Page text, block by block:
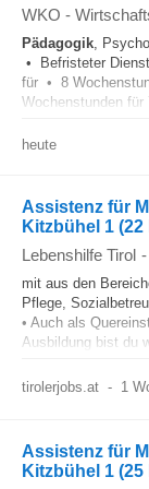
WKO -
Pädagogik,
• Befristeter
für • 8
Wochenstunden für
heute
Assistenz für
Kitzbühel 1
Lebenshilfe Tirol -
mit aus den
Pflege,
• Auch als
Ausbildung bist du
tirolerjobs.at - 1
Assistenz für
Kitzbühel 1